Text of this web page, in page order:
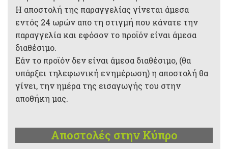
Η αποστολή της παραγγελίας γίνεται άμεσα
εντός 24 ωρών απο τη στιγμή που κάνατε την
παραγγελία και εφόσον το προϊόν είναι άμεσα
διαθέσιμο.
Εάν το προϊόν δεν είναι άμεσα διαθέσιμο, (θα
υπάρξει τηλεφωνική ενημέρωση) η αποστολή θα
γίνει, την ημέρα της εισαγωγής του στην
αποθήκη μας.
Αποστολές στην Κύπρο